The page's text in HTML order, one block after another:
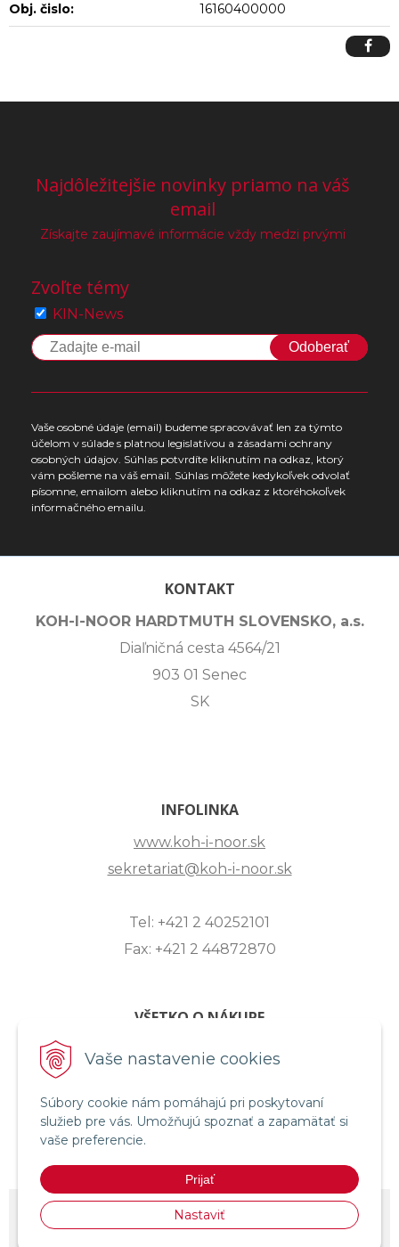
Vaše nastavenie cookies
Súbory cookie nám pomáhajú pri poskytovaní
služieb pre vás. Umožňujú spoznať a zapamätať si
vaše preferencie.
Prijať
Nastaviť
Obj. čislo: 16160400000
Najdôležitejšie novinky priamo na váš
email
Získajte zaujímavé informácie vždy medzi prvými
Zvoľte témy
KIN-News
Odoberať
Vaše osobné údaje (email) budeme spracovávať len za týmto
účelom v súlade s platnou legislatívou a zásadami ochrany
osobných údajov. Súhlas potvrdíte kliknutím na odkaz, ktorý
vám pošleme na váš email. Súhlas môžete kedykoľvek odvolať
písomne, emailom alebo kliknutím na odkaz z ktoréhokoľvek
informačného emailu.
KONTAKT
KOH-I-NOOR HARDTMUTH SLOVENSKO, a.s.
Diaľničná cesta 4564/21
903 01 Senec
SK
INFOLINKA
www.koh-i-noor.sk
sekretariat@koh-i-noor.sk
Tel: +421 2 40252101
Fax: +421 2 44872870
VŠETKO O NÁKUPE
ZASLANIE OTÁZKY
OBCHODNÉ PODMIENKY
REKLAMAČNÝ PORIADOK
© 2026 KOH-I-NOOR HARDTMUTH SLOVENSKO • e-shop